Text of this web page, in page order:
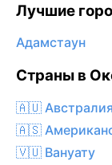
Лучшие
Адамстаун
Страны в
🇦🇺 Австралия
🇦🇸
🇻🇺 Вануату